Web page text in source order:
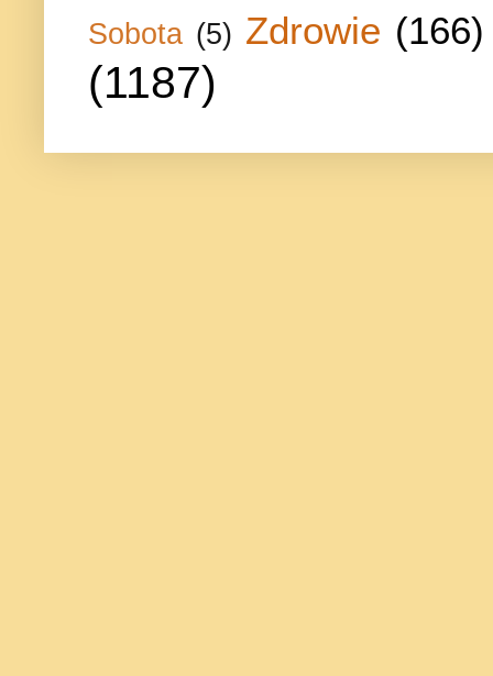
Sobota (5) Zdrowie (166)
(1187)